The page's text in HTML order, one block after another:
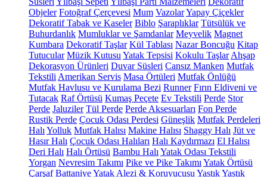
Objeler Fotoğraf Çerçevesi Mum VazolarYapay Çiçekler
Dekoratif Tabak ve Kaseler Biblo Şaraplıklar Tütsülük ve
Buhurdanlık Mumluklar ve Şamdanlar Meyvelik Magnet
Kumbara Dekoratif Taşlar Kül Tablası Nazar Boncuğu Kitap
Tutucular Müzik Kutusu Yatak Tepsisi Kokulu Taşlar Ahşap
Dekorasyon Ürünleri Duvar Süsleri Cansız Manken Mutfak
Tekstili Amerikan Servis Masa Örtüleri Mutfak Önlüğü
Mutfak Havlusu ve Kurulama Bezi Runner Fırın Eldiveni ve
Tutacak Raf Örtüsü Kumaş Peçete Ev Tekstili Perde Stor
Perde Jaluziler Tül Perde Perde Aksesuarları Fon Perde
Rustik Perde Çocuk Odası Perdesi Güneşlik Mutfak Perdeleri
Halı Yolluk Mutfak Halısı Makine Halısı Shaggy Halı Jüt ve
Hasır Halı Çocuk Odası Halıları Halı Kaydırmazı El Halısı
Deri Halı Halı Örtüsü Bambu Halı Yatak Odası Tekstili
Yorgan Nevresim Takımı Pike ve Pike Takımı Yatak Örtüsü
Çarşaf BattaniyeYatak Alezi & Koruyucusu YastıkYastık